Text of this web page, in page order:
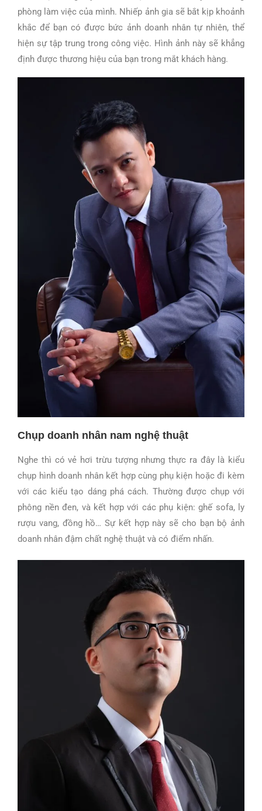
phòng làm việc của mình. Nhiếp ảnh gia sẽ bắt kịp khoảnh
khắc để bạn có được bức ảnh doanh nhân tự nhiên, thể
hiện sự tập trung trong công việc. Hình ảnh này sẽ khẳng
định được thương hiệu của bạn trong mắt khách hàng.
Chụp doanh nhân nam nghệ thuật
Nghe thì có vẻ hơi trừu tượng nhưng thực ra đây là kiểu
chụp hình doanh nhân kết hợp cùng phụ kiện hoặc đi kèm
với các kiểu tạo dáng phá cách. Thường được chụp với
phông nền đen, và kết hợp với các phụ kiện: ghế sofa, ly
rượu vang, đồng hồ… Sự kết hợp này sẽ cho bạn bộ ảnh
doanh nhân đậm chất nghệ thuật và có điểm nhấn.